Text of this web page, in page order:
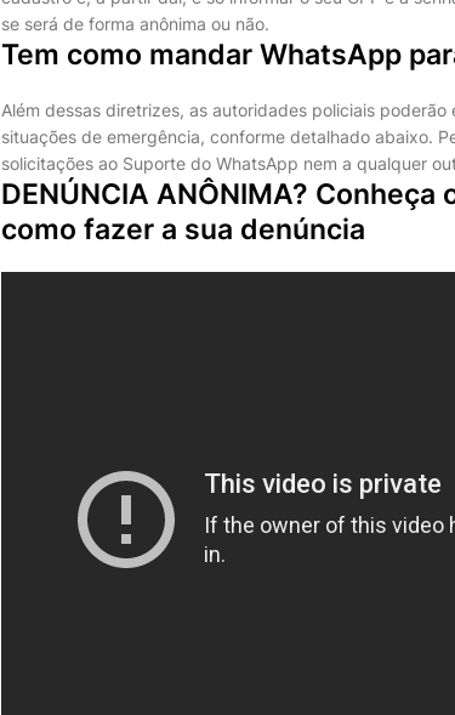
se será de forma anônima ou não.
Tem como mandar WhatsApp
Além dessas diretrizes, as autoridades policiais
situações de emergência, conforme detalhado abaixo.
solicitações ao Suporte do WhatsApp nem a qualquer
DENÚNCIA ANÔNIMA?
como fazer a sua denúncia